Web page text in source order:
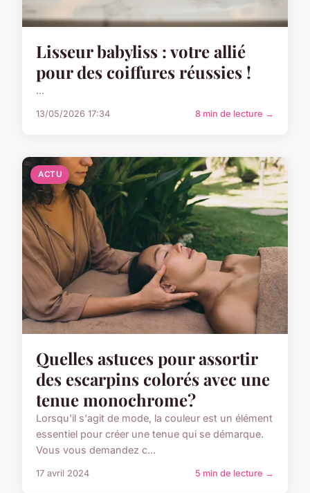
Lisseur babyliss : votre allié
pour des coiffures réussies !
...
13/05/2026 17:34 8 min de lecture →
ACTU
Quelles astuces pour assortir
des escarpins colorés avec une
tenue monochrome?
Lorsqu'il s'agit de mode, la couleur est un élément
essentiel pour créer une tenue qui se démarque.
Vous vous demandez c...
17 avril 2024 5 min de lecture →